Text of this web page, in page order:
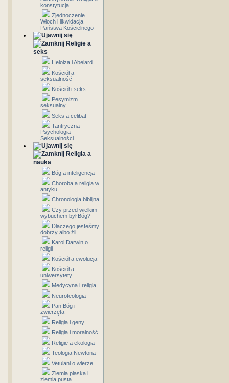
konstytucja
Zjednoczenie
Włoch i likwidacja
Państwa Kościelnego
Religie a
seks
Heloiza i Abelard
Kościół a
seksualność
Kościół i seks
Pesymizm
seksualny
Seks a celibat
Tantryczna
Psychologia
Seksualności
Religia a
nauka
Bóg a inteligencja
Choroba a religia w
antyku
Chronologia biblijna
Czy przed wielkim
wybuchem był Bóg?
Dlaczego jesteśmy
dobrzy albo źli
Karol Darwin o
religii
Kościół a ewolucja
Kościół a
uniwersytety
Medycyna i religia
Neuroteologia
Pan Bóg i
zwierzęta
Religia i geny
Religia i moralność
Religie a ekologia
Teologia Newtona
Vetulani o wierze
Ziemia płaska i
ziemia pusta